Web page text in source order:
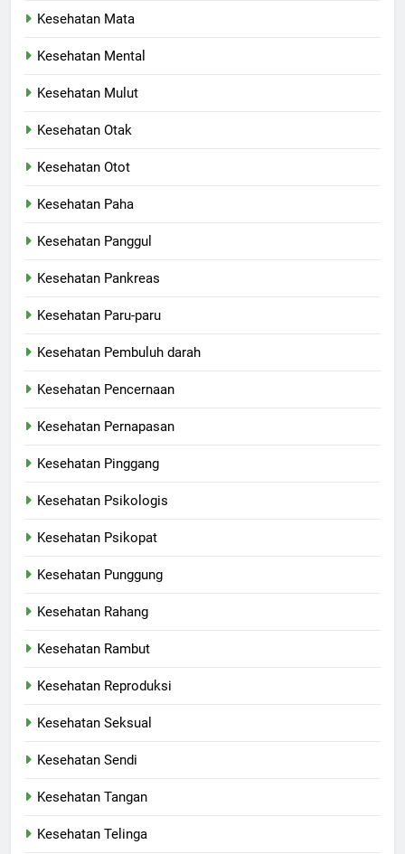
Kesehatan Mata
Kesehatan Mental
Kesehatan Mulut
Kesehatan Otak
Kesehatan Otot
Kesehatan Paha
Kesehatan Panggul
Kesehatan Pankreas
Kesehatan Paru-paru
Kesehatan Pembuluh darah
Kesehatan Pencernaan
Kesehatan Pernapasan
Kesehatan Pinggang
Kesehatan Psikologis
Kesehatan Psikopat
Kesehatan Punggung
Kesehatan Rahang
Kesehatan Rambut
Kesehatan Reproduksi
Kesehatan Seksual
Kesehatan Sendi
Kesehatan Tangan
Kesehatan Telinga